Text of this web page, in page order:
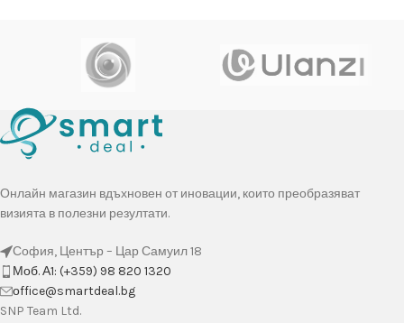
Онлайн магазин вдъхновен от иновации, които преобразяват
визията в полезни резултати.
София, Център – Цар Самуил 18
Моб. А1: (+359) 98 820 1320
оffice@smartdeal.bg
SNP Team Ltd.